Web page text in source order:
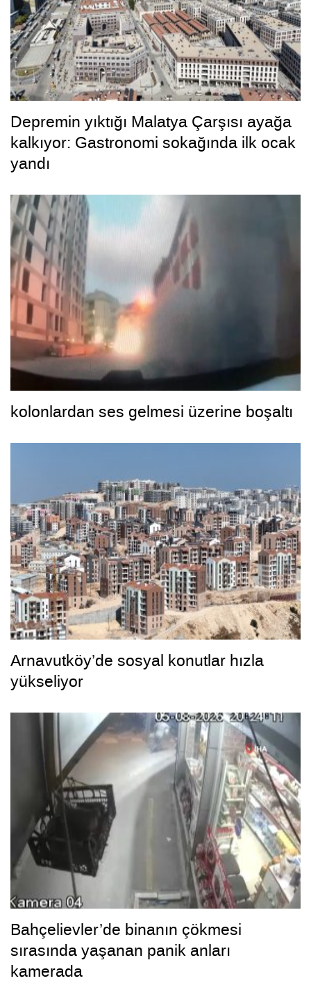
Depremin yıktığı Malatya Çarşısı ayağa
kalkıyor: Gastronomi sokağında ilk ocak
yandı
kolonlardan ses gelmesi üzerine boşaltı
Arnavutköy’de sosyal konutlar hızla
yükseliyor
Bahçelievler’de binanın çökmesi
sırasında yaşanan panik anları
kamerada